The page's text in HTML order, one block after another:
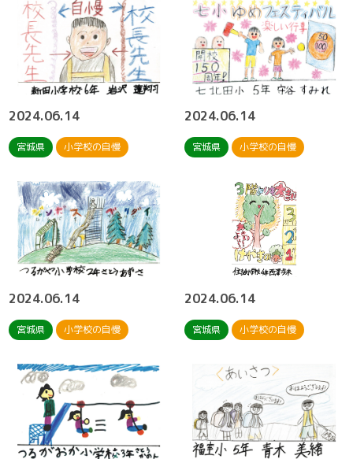
2024.06.14
宮城県 小学校の自慢
2024.06.14
宮城県 小学校の自慢
2024.06.14
宮城県 小学校の自慢
2024.06.14
宮城県 小学校の自慢